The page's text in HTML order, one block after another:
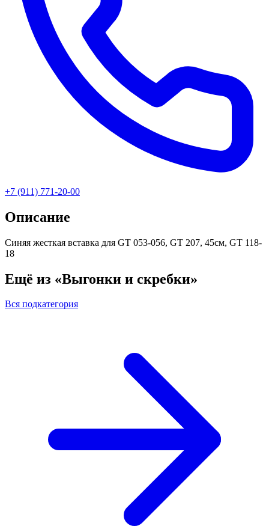
+7 (911) 771-20-00
Описание
Синяя жесткая вставка для GT 053-056, GT 207, 45см, GT 118-
18
Ещё из «Выгонки и скребки»
Вся подкатегория